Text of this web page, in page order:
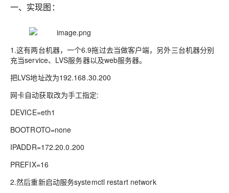
一、实现图：
1.这有两台机器，一个6.9拖过去当做客户端，另外三台机器分别
充当service、LVS服务器以及web服务器。
把LVS地址改为192.168.30.200
网卡自动获取改为手工指定:
DEVICE=eth1
BOOTROTO=none
IPADDR=172.20.0.200
PREFIX=16
2.然后重新启动服务systemctl restart network